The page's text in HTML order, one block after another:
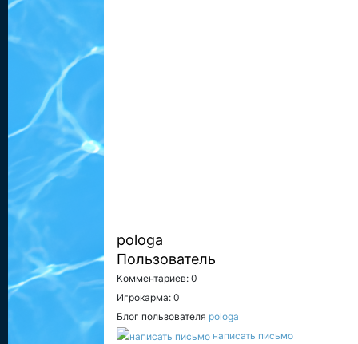
pologa
Пользователь
Комментариев: 0
Игрокарма: 0
Блог пользователя pologa
написать письмо